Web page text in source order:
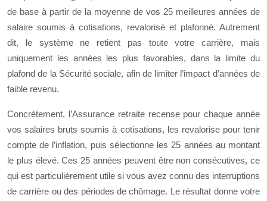
de base à partir de la moyenne de vos 25 meilleures années de
salaire soumis à cotisations, revalorisé et plafonné. Autrement
dit, le système ne retient pas toute votre carrière, mais
uniquement les années les plus favorables, dans la limite du
plafond de la Sécurité sociale, afin de limiter l’impact d’années de
faible revenu.
Concrètement, l’Assurance retraite recense pour chaque année
vos salaires bruts soumis à cotisations, les revalorise pour tenir
compte de l’inflation, puis sélectionne les 25 années au montant
le plus élevé. Ces 25 années peuvent être non consécutives, ce
qui est particulièrement utile si vous avez connu des interruptions
de carrière ou des périodes de chômage. Le résultat donne votre